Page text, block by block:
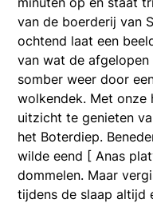
van de boerderij van
ochtend laat een
van wat de
somber weer door
wolkendek. Met onze
uitzicht te genieten
het Boterdiep.
wilde eend [ Anas
dommelen. Maar
tijdens de slaap altijd